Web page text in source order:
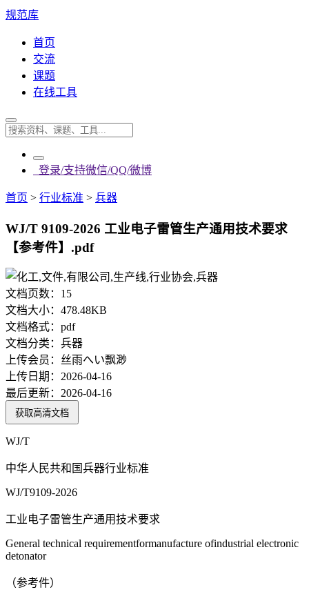
规范库
首页
交流
课题
在线工具
登录/支持微信/QQ/微博
首页 > 行业标准 > 兵器
WJ/T 9109-2026 工业电子雷管生产通用技术要求
【参考件】.pdf
文档页数： 15
文档大小： 478.48KB
文档格式： pdf
文档分类： 兵器
上传会员： 丝雨へい飘渺
上传日期： 2026-04-16
最后更新： 2026-04-16
获取高清文档
WJ/T
中华人民共和国兵器行业标准
WJ/T9109-2026
工业电子雷管生产通用技术要求
General technical requirementformanufacture ofindustrial electronic
detonator
（参考件）